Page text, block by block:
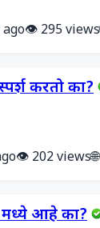
ago👁️ 295 views
करतो का?
👁️ 202 views
मध्ये आहे का?